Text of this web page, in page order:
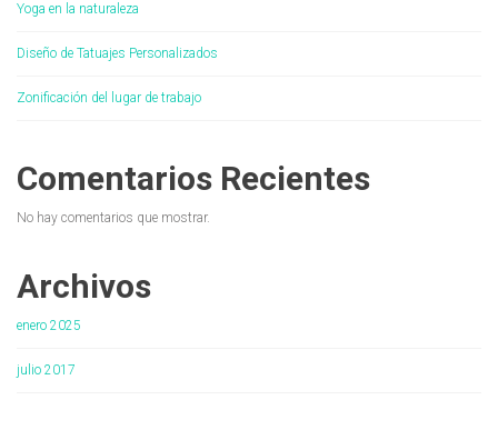
Yoga en la naturaleza
Diseño de Tatuajes Personalizados
Zonificación del lugar de trabajo
Comentarios Recientes
No hay comentarios que mostrar.
Archivos
enero 2025
julio 2017